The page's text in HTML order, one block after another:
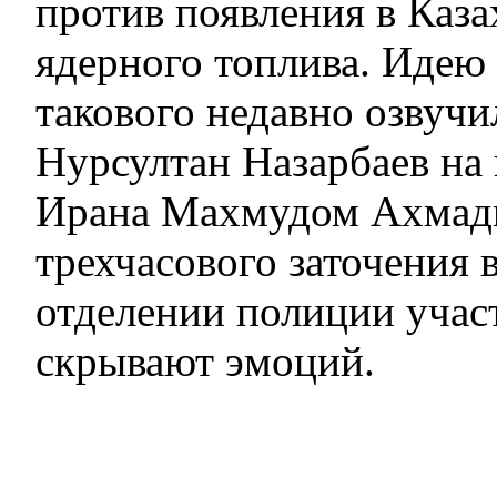
против появления в
ядерного топлива. Идею
такового недавно
Нурсултан Назарбаев на
Ирана Махмудом
трехчасового
отделении полиции
скрывают эмоций.